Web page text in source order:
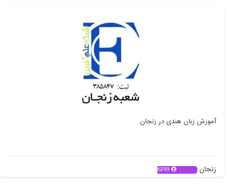
آموزش زبان هندی در زنجان
زنجان 6399